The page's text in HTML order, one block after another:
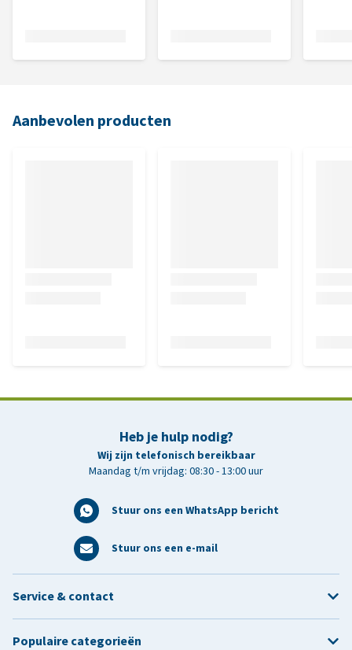
Aanbevolen producten
Heb je hulp nodig?
Wij zijn telefonisch bereikbaar
Maandag t/m vrijdag: 08:30 - 13:00 uur
Stuur ons een WhatsApp bericht
Stuur ons een e-mail
Service & contact
Populaire categorieën